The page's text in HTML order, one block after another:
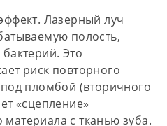
Лазерный луч
полость,
Это
риск повторного
пломбой (вторичного
«сцепление»
с тканью зуба.